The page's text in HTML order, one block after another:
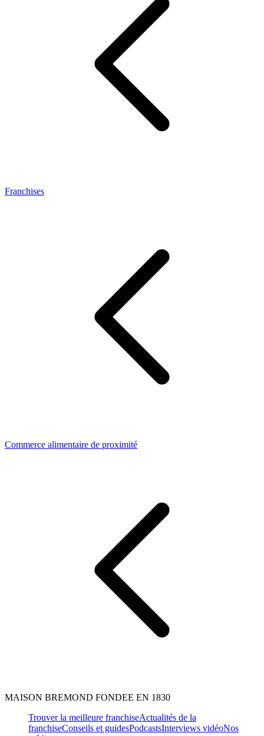
Franchises
Commerce alimentaire de proximité
MAISON BREMOND FONDEE EN 1830
Trouver la meilleure franchiseActualités de la
franchiseConseils et guidesPodcastsInterviews vidéoNos